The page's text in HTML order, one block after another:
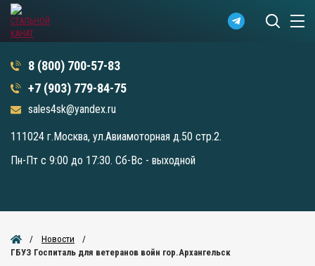
8 (800) 700-57-83
+7 (903) 779-84-75
sales4sk@yandex.ru
111024 г.Москва, ул.Авиамоторная д.50 стр.2.
Пн-Пт с 9:00 до 17:30. Сб-Вс - выходной
Новости
ГБУЗ Госпиталь для ветеранов войн гор.Архангельск